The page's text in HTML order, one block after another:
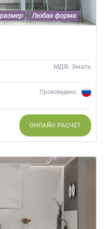
МДФ, Эмаль
Произведено:
ОНЛАЙН РАСЧЕТ